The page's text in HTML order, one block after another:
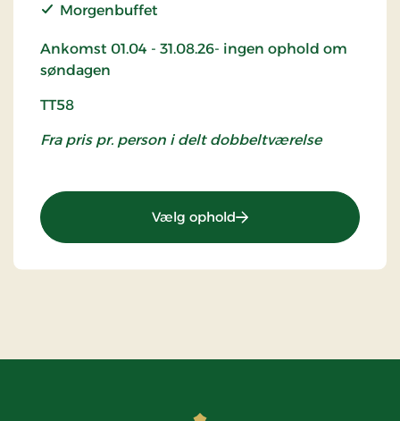
Morgenbuffet
Ankomst 01.04 - 31.08.26- ingen ophold om
søndagen
TT58
Fra pris pr. person i delt dobbeltværelse
Vælg ophold: TT58 - Sommer ved